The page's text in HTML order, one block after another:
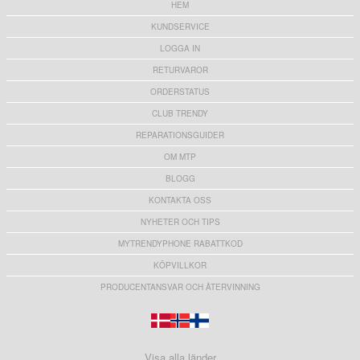
HEM
KUNDSERVICE
LOGGA IN
RETURVAROR
ORDERSTATUS
CLUB TRENDY
REPARATIONSGUIDER
OM MTP
BLOGG
KONTAKTA OSS
NYHETER OCH TIPS
MYTRENDYPHONE RABATTKOD
KÖPVILLKOR
PRODUCENTANSVAR OCH ÅTERVINNING